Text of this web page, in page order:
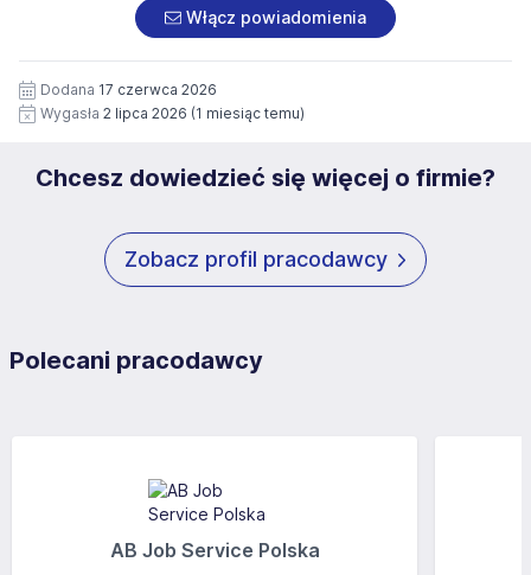
pod numerem 33 816 64 09 lub pisemnie na adres
siedziby administratora.
https://www.workprofit.pl/klauzula-informacyjna.html
załączonych dokumentach aplikacyjnych (w tym
wizerunku), na potrzeby przyszłych rekrutacji przez okres
12 miesięcy. Zgoda jest dobrowolna i może być w każdym
czasie wycofana.
Włącz powiadomienia
Dodana 17 czerwca 2026
Wygasła 2 lipca 2026 (1 miesiąc temu)
Chcesz dowiedzieć się więcej o firmie?
Zobacz profil pracodawcy
Polecani pracodawcy
AB Job Service Polska